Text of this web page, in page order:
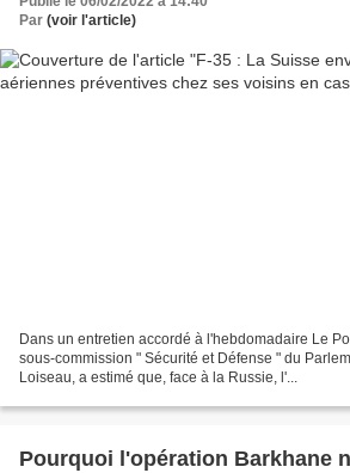
Par (voir l'article)
Dans un entretien accordé à l'hebdomadaire Le
sous-commission " Sécurité et Défense " du
Loiseau, a estimé que, face à la Russie, l'...
Pourquoi l'opération Barkhane